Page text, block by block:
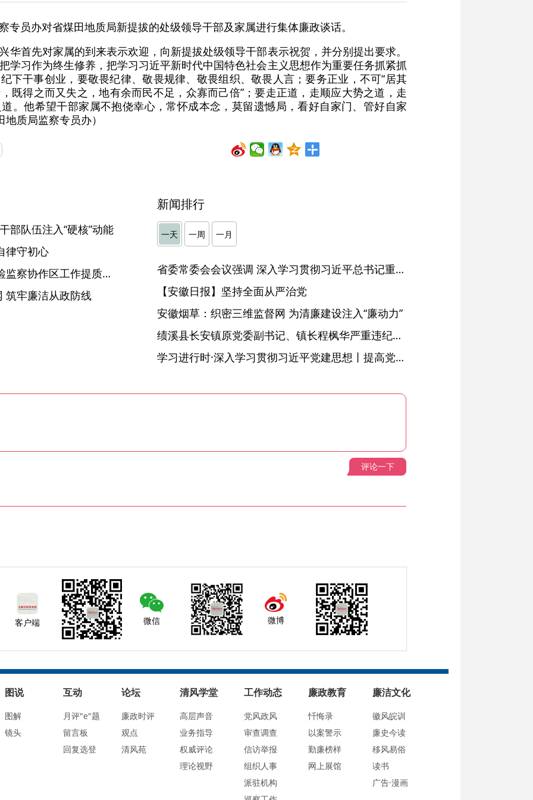
专员办对省煤田地质局新提拔的处级领导干部及家属进行集体廉政谈话。
华首先对家属的到来表示欢迎，向新提拔处级领导干部表示祝贺，并分别提出要求。
学习作为终生修养，把学习习近平新时代中国特色社会主义思想作为重要任务抓紧抓
下干事创业，要敬畏纪律、敬畏规律、敬畏组织、敬畏人言；要务正业，不可“居其
既得之而又失之，地有余而民不足，众寡而己倍”；要走正道，走顺应大势之道，走
。他希望干部家属不抱侥幸心，常怀成本念，莫留遗憾局，看好自家门、管好自家
质局监察专员办）
部队伍注入“硬核”动能
律守初心
亳州：持续发力 推动乡镇纪检监察协作区工作提质增效
筑牢廉洁从政防线
新闻排行
一天 一周 一月
省委常委会会议强调 深入学习贯彻习近平总书记重要讲话精神 以高质量党建引领高质量发展 梁言顺主持并讲话
【安徽日报】坚持全面从严治党
安徽烟草：织密三维监督网 为清廉建设注入“廉动力”
绩溪县长安镇原党委副书记、镇长程枫华严重违纪违法被开除党籍和公职
学习进行时·深入学习贯彻习近平党建思想丨提高党的战斗力的法宝
评论一下
客户端 微信 微博
图说
图解
镜头
互动
月评"e"题
留言板
回复选登
论坛
廉政时评
观点
清风苑
清风学堂
高层声音
业务指导
权威评论
理论视野
工作动态
党风政风
审查调查
信访举报
组织人事
派驻机构
廉政教育
忏悔录
以案警示
勤廉榜样
网上展馆
廉洁文化
徽风皖训
廉史今读
移风易俗
读书
广告·漫画